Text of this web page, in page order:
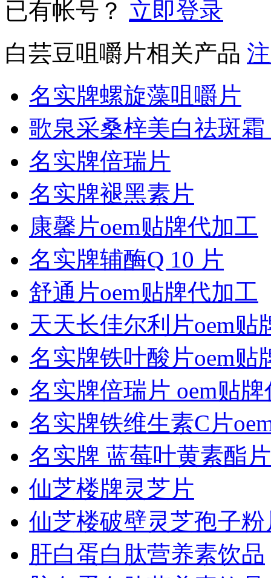
已有帐号？ 立即登录
白芸豆咀嚼片相关产品
名实牌螺旋藻咀嚼片
歌泉采桑梓美白祛斑霜
名实牌倍瑞片
名实牌褪黑素片
康馨片oem贴牌代加工
名实牌辅酶Q 10 片
舒通片oem贴牌代加工
天天长佳尔利片oem贴
名实牌铁叶酸片oem贴
名实牌倍瑞片 oem贴
名实牌铁维生素C片
名实牌 蓝莓叶黄素酯
仙芝楼牌灵芝片
仙芝楼破壁灵芝孢子粉
肝白蛋白肽营养素饮品